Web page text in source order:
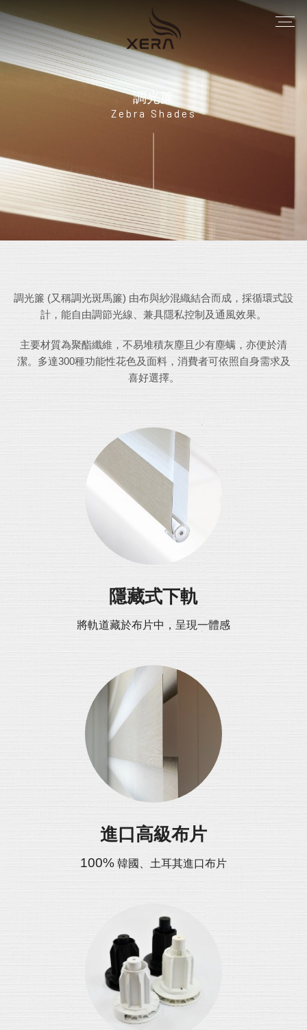
調光簾
Zebra Shades
調光簾 (又稱調光斑馬簾) 由布與紗混織結合而成，採循環式設
計，能自由調節光線、兼具隱私控制及通風效果。
主要材質為聚酯纖維，不易堆積灰塵且少有塵螨，亦便於清
潔。多達300種功能性花色及面料，消費者可依照自身需求及
喜好選擇。
隱藏式下軌
將軌道藏於布片中，呈現一體感
進口高級布片
100% 韓國、土耳其進口布片